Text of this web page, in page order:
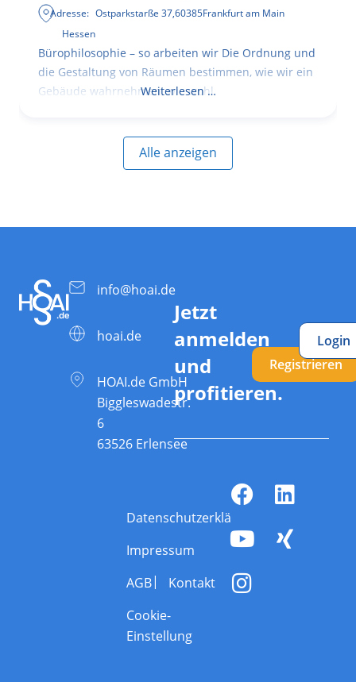
Adresse: Ostparkstarße 37,60385Frankfurt am Main
Hessen
Bürophilosophie – so arbeiten wir Die Ordnung und
die Gestaltung von Räumen bestimmen, wie wir ein
Gebäude wahrnehmen, wie wohl
Weiterlesen …
Alle anzeigen
info@hoai.de
hoai.de
HOAI.de GmbH
Biggleswadestr.
6
63526 Erlensee
Jetzt
anmelden
und
profitieren.
Registrieren
Login
Datenschutzerklärung
Impressum
AGB
Kontakt
Cookie-
Einstellung